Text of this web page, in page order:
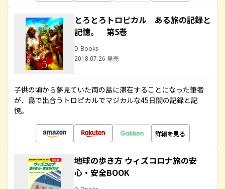
とろとろトロピカル ある旅の記録と
記憶。 第5巻
D-Books
2018.07.26 発売
子供の頃から夢見ていた南の島に滞在することになった筆者
が、島で出合うトロピカルでマジカルな45日間の記録と記
憶。
詳細を見る
地球の歩き方 ウィズコロナ旅の安
心・安全BOOK